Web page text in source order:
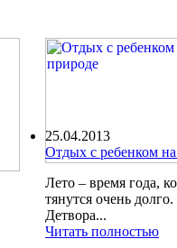
25.04.2013
Отдых с ребенком
Лето – время года,
тянутся очень долго.
Детвора...
Читать полностью